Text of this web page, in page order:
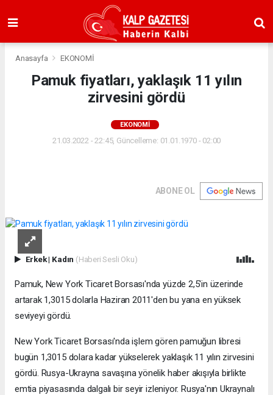
Anasayfa EKONOMİ
Pamuk fiyatları, yaklaşık 11 yılın
zirvesini gördü
EKONOMİ
21.03.2022 - 22:45, Güncelleme: 01.01.1970 - 02:00
ABONE OL
Erkek| Kadın (Haberi Sesli Oku)
Pamuk, New York Ticaret Borsası'nda yüzde 2,5'in üzerinde
artarak 1,3015 dolarla Haziran 2011'den bu yana en yüksek
seviyeyi gördü.
New York Ticaret Borsası'nda işlem gören pamuğun libresi
bugün 1,3015 dolara kadar yükselerek yaklaşık 11 yılın zirvesini
gördü. Rusya-Ukrayna savaşına yönelik haber akışıyla birlikte
emtia piyasasında dalgalı bir seyir izleniyor. Rusya'nın Ukraynalı